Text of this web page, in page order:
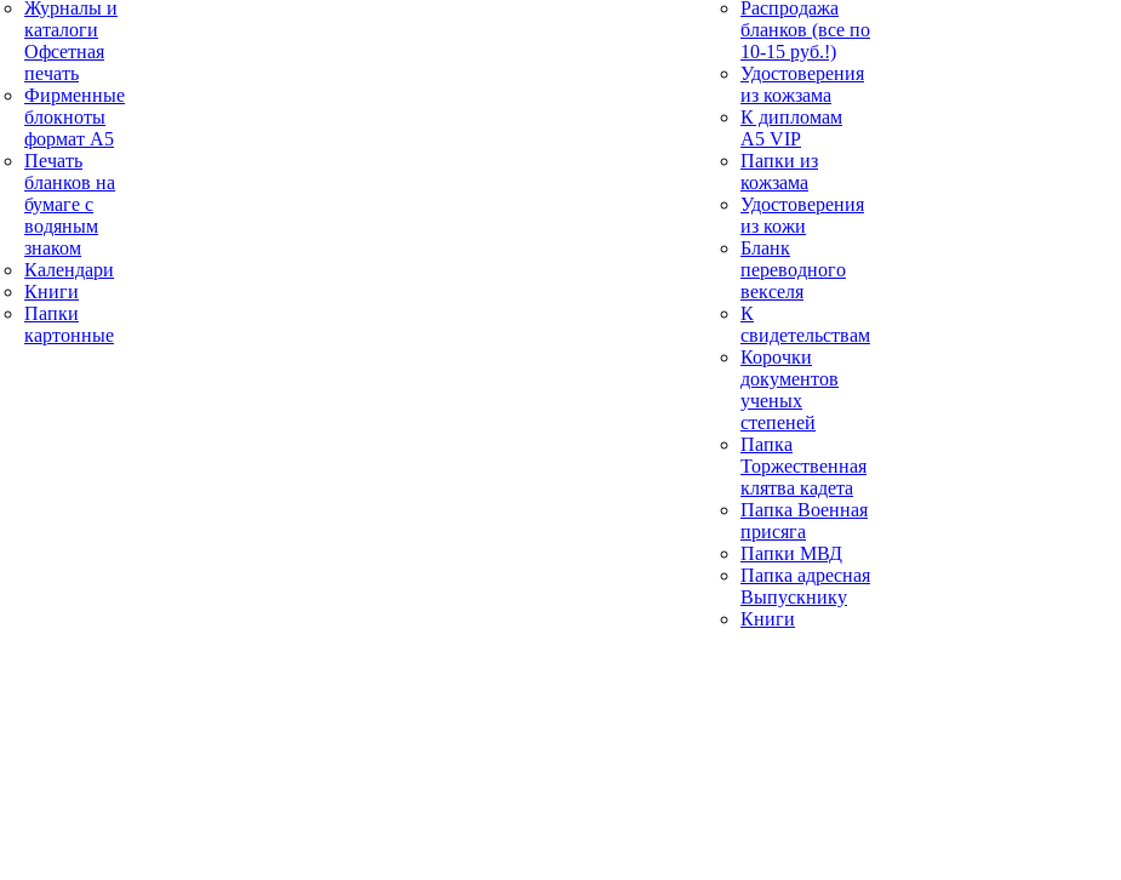
Журналы и
каталоги
Офсетная
печать
Фирменные
блокноты
формат А5
Печать
бланков на
бумаге с
водяным
знаком
Календари
Книги
Папки
картонные
Распродажа
бланков (все по
10-15 руб.!)
Удостоверения
из кожзама
К дипломам
А5 VIP
Папки из
кожзама
Удостоверения
из кожи
Бланк
переводного
векселя
К
свидетельствам
Корочки
документов
ученых
степеней
Папка
Торжественная
клятва кадета
Папка Военная
присяга
Папки МВД
Папка адресная
Выпускнику
Книги